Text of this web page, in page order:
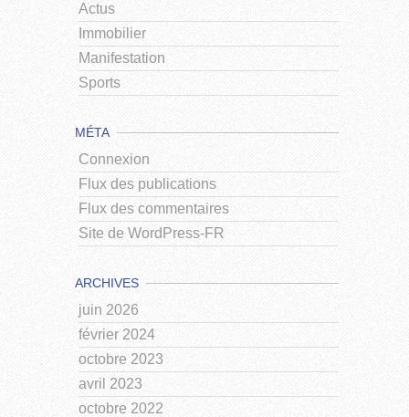
Actus
Immobilier
Manifestation
Sports
MÉTA
Connexion
Flux des publications
Flux des commentaires
Site de WordPress-FR
ARCHIVES
juin 2026
février 2024
octobre 2023
avril 2023
octobre 2022